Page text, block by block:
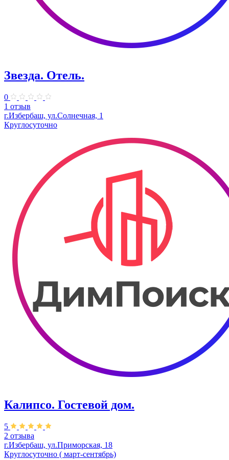
Звезда. Отель.
0
1 отзыв
г.Избербаш, ул.Солнечная, 1
Круглосуточно
Калипсо. Гостевой дом.
5
2 отзыва
г.Избербаш, ул.Приморская, 18
Круглосуточно ( март-сентябрь)